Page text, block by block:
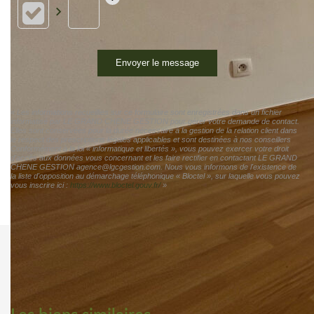
Envoyer le message
« Les informations recueillies sur ce formulaire sont enregistrées dans un fichier
informatisé par LE GRAND CHENE GESTION pour gérer votre demande de contact.
Elles sont conservées pour la durée nécessaire à la gestion de la relation client dans
le respect des prescriptions légales applicables et sont destinées à nos conseillers
Conformément à la loi « informatique et libertés », vous pouvez exercer votre droit
d'accès aux données vous concernant et les faire rectifier en contactant LE GRAND
CHENE GESTION agence@lgcgestion.com. Nous vous informons de l'existence de
la liste d'opposition au démarchage téléphonique « Bloctel », sur laquelle vous pouvez
vous inscrire ici : https://www.bloctel.gouv.fr/»